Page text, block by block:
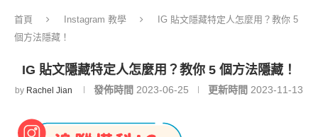
首頁 Instagram 教學
IG 貼文隱藏特定人怎麼用？教你 5
個方法隱藏！
IG 貼文隱藏特定人怎麼用？教你 5 個方法隱藏！
by Rachel Jian 發佈時間 2023-06-25 更新時間 2023-11-13